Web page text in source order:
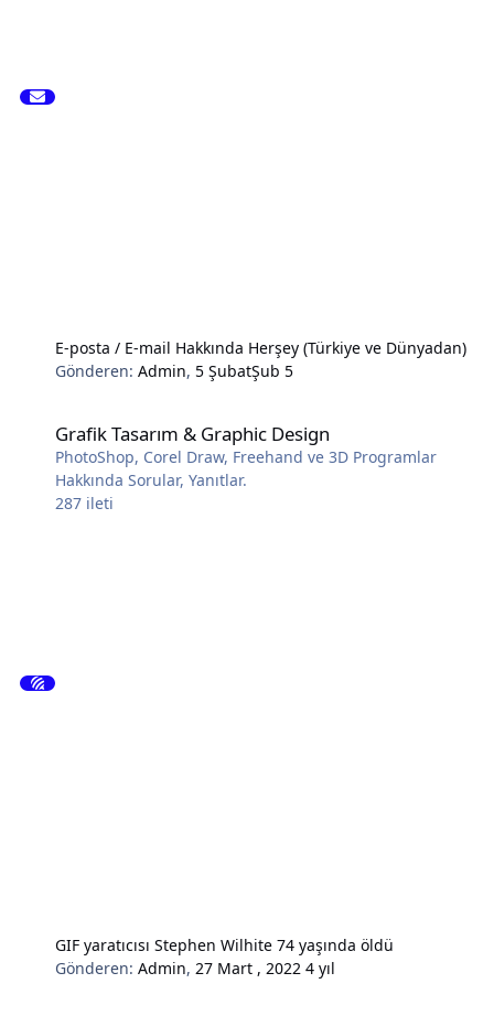
E-posta / E-mail Hakkında Herşey (Türkiye ve Dünyadan)
Gönderen:Admin,5 ŞubatŞub 5
Grafik Tasarım & Graphic Design
PhotoShop, Corel Draw, Freehand ve 3D Programlar
Hakkında Sorular, Yanıtlar.
287 ileti
GIF yaratıcısı Stephen Wilhite 74 yaşında öldü
Gönderen:Admin, 27 Mart , 20224 yıl